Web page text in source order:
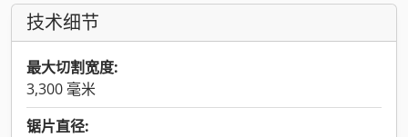
技术细节
最大切割宽度:
3,300 毫米
锯片直径: